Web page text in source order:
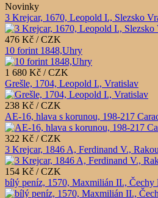
Novinky
3 Krejcar, 1670, Leopold I., Slezsko
476 Kč / CZK
10 forint 1848,Uhry
1 680 Kč / CZK
Grešle, 1704, Leopold I., Vratislav
238 Kč / CZK
AE-16, hlava s korunou, 198-217
322 Kč / CZK
3 Krejcar, 1846 A, Ferdinand V.,
154 Kč / CZK
bílý peníz, 1570, Maxmilián II., Čechy